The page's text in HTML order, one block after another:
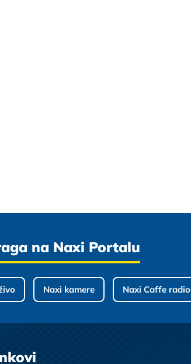
na Naxi Portalu
Naxi kamere Naxi Caffe radio